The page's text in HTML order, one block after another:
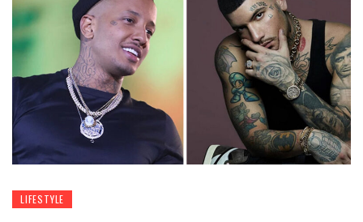
LIFESTYLE